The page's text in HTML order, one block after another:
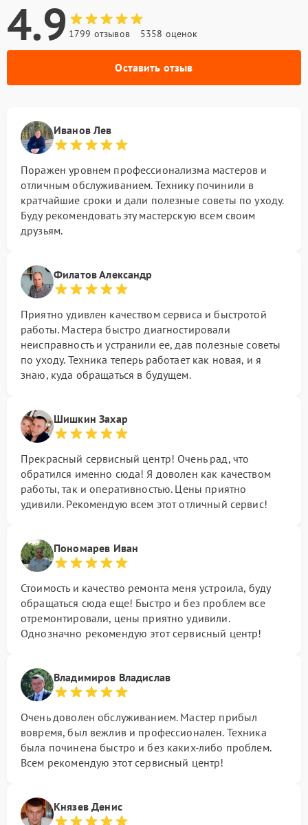
4.9 1799 отзывов 5358 оценок
Оставить отзыв
Иванов Лев
Поражен уровнем профессионализма мастеров и
отличным обслуживанием. Технику починили в
кратчайшие сроки и дали полезные советы по уходу.
Буду рекомендовать эту мастерскую всем своим
друзьям.
Филатов Александр
Приятно удивлен качеством сервиса и быстротой
работы. Мастера быстро диагностировали
неисправность и устранили ее, дав полезные советы
по уходу. Техника теперь работает как новая, и я
знаю, куда обращаться в будущем.
Шишкин Захар
Прекрасный сервисный центр! Очень рад, что
обратился именно сюда! Я доволен как качеством
работы, так и оперативностью. Цены приятно
удивили. Рекомендую всем этот отличный сервис!
Пономарев Иван
Стоимость и качество ремонта меня устроила, буду
обращаться сюда еще! Быстро и без проблем все
отремонтировали, цены приятно удивили.
Однозначно рекомендую этот сервисный центр!
Владимиров Владислав
Очень доволен обслуживанием. Мастер прибыл
вовремя, был вежлив и профессионален. Техника
была починена быстро и без каких-либо проблем.
Всем рекомендую этот сервисный центр!
Князев Денис